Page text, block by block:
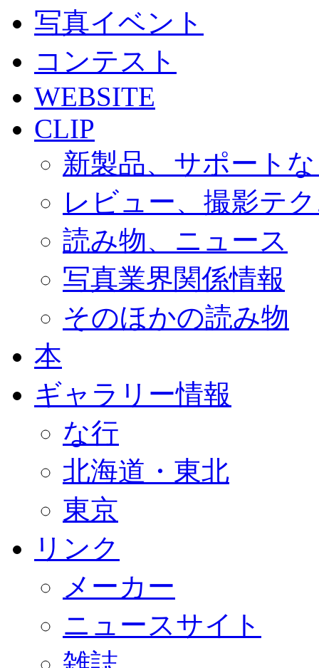
写真イベント
コンテスト
WEBSITE
CLIP
新製品、サポート
レビュー、撮影テ
読み物、ニュース
写真業界関係情報
そのほかの読み物
本
ギャラリー情報
な行
北海道・東北
東京
リンク
メーカー
ニュースサイト